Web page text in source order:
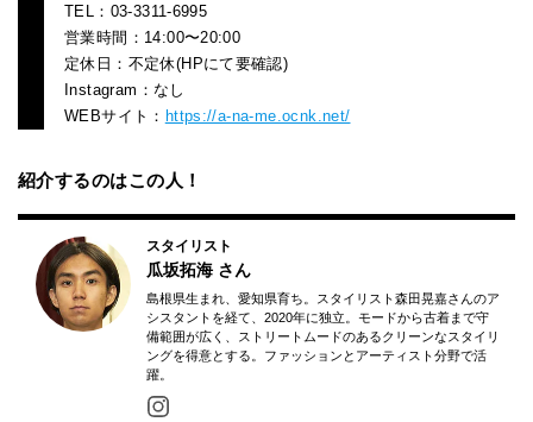
TEL：03-3311-6995
営業時間：14:00〜20:00
定休日：不定休(HPにて要確認)
Instagram：なし
WEBサイト： https://a-na-me.ocnk.net/
紹介するのはこの人！
スタイリスト
瓜坂拓海 さん
島根県生まれ、愛知県育ち。スタイリスト森田晃嘉さんのア
シスタントを経て、2020年に独立。モードから古着まで守
備範囲が広く、ストリートムードのあるクリーンなスタイリ
ングを得意とする。ファッションとアーティスト分野で活
躍。